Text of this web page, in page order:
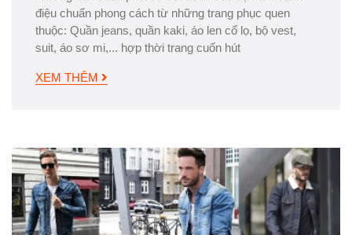
điệu chuẩn phong cách từ những trang phục quen
thuộc: Quần jeans, quần kaki, áo len cổ lọ, bộ vest,
suit, áo sơ mi,... hợp thời trang cuốn hút
XEM THÊM